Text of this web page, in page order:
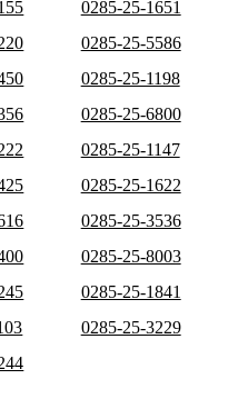
0285-25-1651
0285-25-5586
0285-25-1198
0285-25-6800
0285-25-1147
0285-25-1622
0285-25-3536
0285-25-8003
0285-25-1841
0285-25-3229